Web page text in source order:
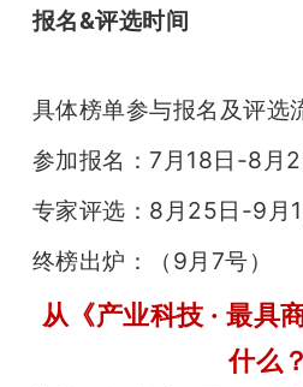
报名&评选时间
具体榜单参与报名及评选
参加报名：7月18日-8月
专家评选：8月25日-9月
终榜出炉：（9月7号）
从《产业科技 · 最具
什么？